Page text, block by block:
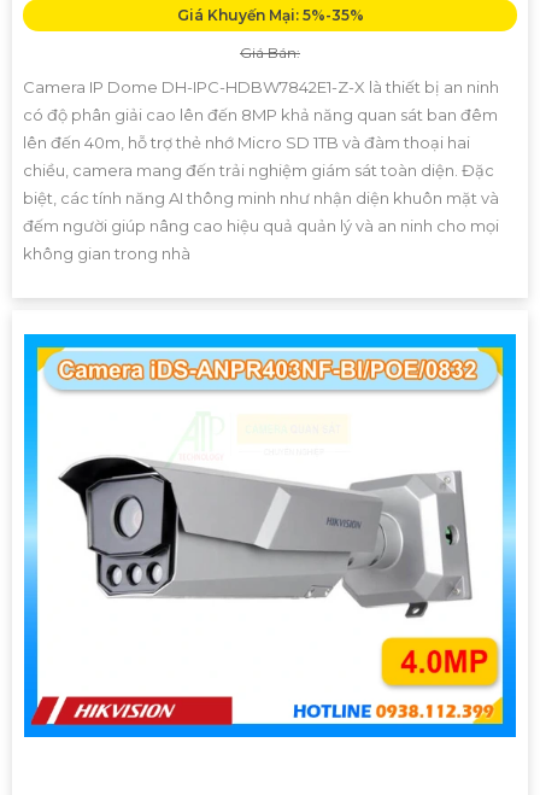
Giá Khuyến Mại: 5%-35%
Giá Bán:
Camera IP Dome DH-IPC-HDBW7842E1-Z-X là thiết bị an ninh
có độ phân giải cao lên đến 8MP khả năng quan sát ban đêm
lên đến 40m, hỗ trợ thẻ nhớ Micro SD 1TB và đàm thoại hai
chiều, camera mang đến trải nghiệm giám sát toàn diện. Đặc
biệt, các tính năng AI thông minh như nhận diện khuôn mặt và
đếm người giúp nâng cao hiệu quả quản lý và an ninh cho mọi
không gian trong nhà